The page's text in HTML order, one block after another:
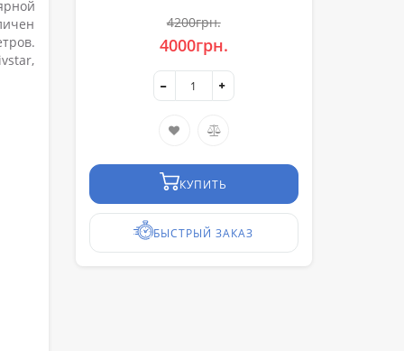
4200грн.
4000грн.
КУПИТЬ
БЫСТРЫЙ ЗАКАЗ